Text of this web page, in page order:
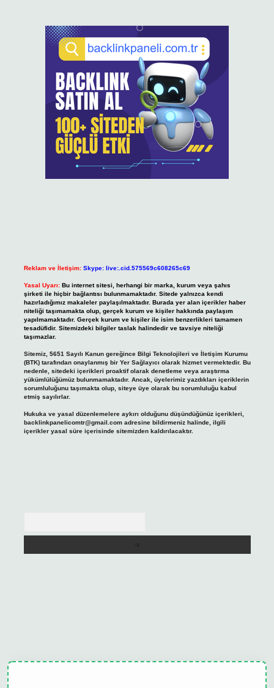
Reklam ve İletişim: Skype: live:.cid.575569c608265c69
Yasal Uyarı: Bu internet sitesi, herhangi bir marka, kurum veya şahıs
şirketi ile hiçbir bağlantısı bulunmamaktadır. Sitede yalnızca kendi
hazırladığımız makaleler paylaşılmaktadır. Burada yer alan içerikler haber
niteliği taşımamakta olup, gerçek kurum ve kişiler hakkında paylaşım
yapılmamaktadır. Gerçek kurum ve kişiler ile isim benzerlikleri tamamen
tesadüfidir. Sitemizdeki bilgiler taslak halindedir ve tavsiye niteliği
taşımazlar.
Sitemiz, 5651 Sayılı Kanun gereğince Bilgi Teknolojileri ve İletişim Kurumu
(BTK) tarafından onaylanmış bir Yer Sağlayıcı olarak hizmet vermektedir. Bu
nedenle, sitedeki içerikleri proaktif olarak denetleme veya araştırma
yükümlülüğümüz bulunmamaktadır. Ancak, üyelerimiz yazdıkları içeriklerin
sorumluluğunu taşımakta olup, siteye üye olarak bu sorumluluğu kabul
etmiş sayılırlar.
Hukuka ve yasal düzenlemelere aykırı olduğunu düşündüğünüz içerikleri,
backlinkpanelicomtr@gmail.comadresine bildirmeniz halinde, ilgili
içerikler yasal süre içerisinde sitemizden kaldırılacaktır.